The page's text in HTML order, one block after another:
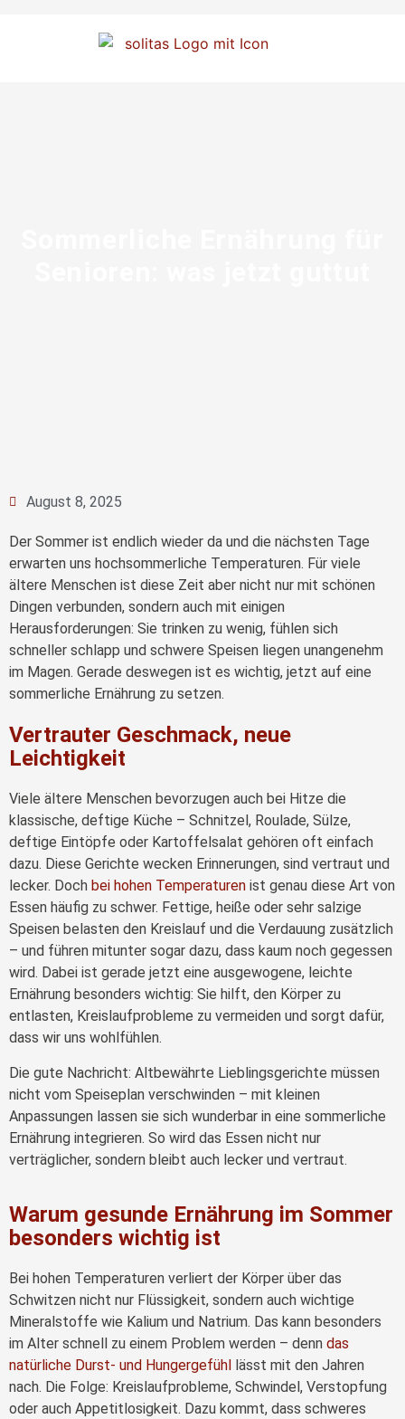
August 8, 2025
Der Sommer ist endlich wieder da und die nächsten Tage
erwarten uns hochsommerliche Temperaturen. Für viele
ältere Menschen ist diese Zeit aber nicht nur mit schönen
Dingen verbunden, sondern auch mit einigen
Herausforderungen: Sie trinken zu wenig, fühlen sich
schneller schlapp und schwere Speisen liegen unangenehm
im Magen. Gerade deswegen ist es wichtig, jetzt auf eine
sommerliche Ernährung zu setzen.
Vertrauter Geschmack, neue
Leichtigkeit
Viele ältere Menschen bevorzugen auch bei Hitze die
klassische, deftige Küche – Schnitzel, Roulade, Sülze,
deftige Eintöpfe oder Kartoffelsalat gehören oft einfach
dazu. Diese Gerichte wecken Erinnerungen, sind vertraut und
lecker. Doch bei hohen Temperaturen ist genau diese Art von
Essen häufig zu schwer. Fettige, heiße oder sehr salzige
Speisen belasten den Kreislauf und die Verdauung zusätzlich
– und führen mitunter sogar dazu, dass kaum noch gegessen
wird. Dabei ist gerade jetzt eine ausgewogene, leichte
Ernährung besonders wichtig: Sie hilft, den Körper zu
entlasten, Kreislaufprobleme zu vermeiden und sorgt dafür,
dass wir uns wohlfühlen.
Die gute Nachricht: Altbewährte Lieblingsgerichte müssen
nicht vom Speiseplan verschwinden – mit kleinen
Anpassungen lassen sie sich wunderbar in eine sommerliche
Ernährung integrieren. So wird das Essen nicht nur
verträglicher, sondern bleibt auch lecker und vertraut.
Warum gesunde Ernährung im Sommer
besonders wichtig ist
Bei hohen Temperaturen verliert der Körper über das
Schwitzen nicht nur Flüssigkeit, sondern auch wichtige
Mineralstoffe wie Kalium und Natrium. Das kann besonders
im Alter schnell zu einem Problem werden – denn das
natürliche Durst- und Hungergefühl lässt mit den Jahren
nach. Die Folge: Kreislaufprobleme, Schwindel, Verstopfung
oder auch Appetitlosigkeit. Dazu kommt, dass schweres